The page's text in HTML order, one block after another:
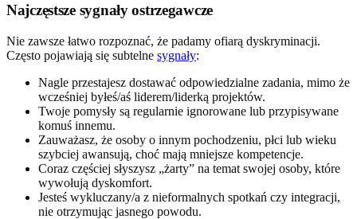
Najczęstsze sygnały ostrzegawcze
Nie zawsze łatwo rozpoznać, że padamy ofiarą dyskryminacji.
Często pojawiają się subtelne sygnały:
Nagle przestajesz dostawać odpowiedzialne zadania, mimo że
wcześniej byłeś/aś liderem/liderką projektów.
Twoje pomysły są regularnie ignorowane lub przypisywane
komuś innemu.
Zauważasz, że osoby o innym pochodzeniu, płci lub wieku
szybciej awansują, choć mają mniejsze kompetencje.
Coraz częściej słyszysz „żarty” na temat swojej osoby, które
wywołują dyskomfort.
Jesteś wykluczany/a z nieformalnych spotkań czy integracji,
nie otrzymując jasnego powodu.